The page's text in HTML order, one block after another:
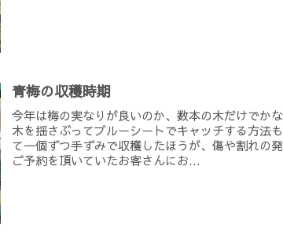
青梅の収穫時期
今年は梅の実なりが良いのか、数本の木だけでか
木を揺さぶってブルーシートでキャッチする方法
て一個ずつ手ずみで収穫したほうが、傷や割れの
ご予約を頂いていたお客さんにお...